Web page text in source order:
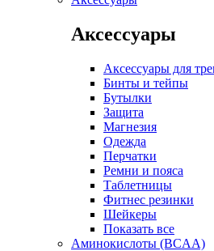
Аксессуары
Аксессуары для
Бинты и тейпы
Бутылки
Защита
Магнезия
Одежда
Перчатки
Ремни и пояса
Таблетницы
Фитнес резинки
Шейкеры
Показать все
Аминокислоты (BCAA)